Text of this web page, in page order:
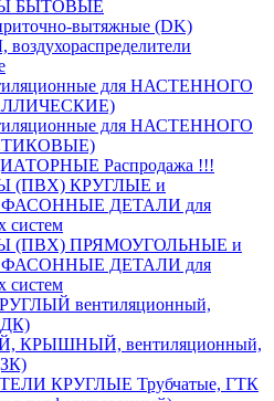
БЫТОВЫЕ
вытяжные (DK)
для НАСТЕННОГО
для НАСТЕННОГО
Распродажа !!!
(ПВХ) КРУГЛЫЕ и
ДЕТАЛИ для
систем
(ПВХ) ПРЯМОУГОЛЬНЫЕ и
ДЕТАЛИ для
систем
вентиляционный,
КРЫШНЫЙ, вентиляционный,
КРУГЛЫЕ Трубчатые, ГТК